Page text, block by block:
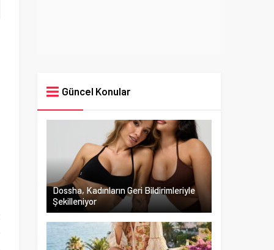
Güncel Konular
Dossha, Kadınların Geri Bildirimleriyle
Şekilleniyor